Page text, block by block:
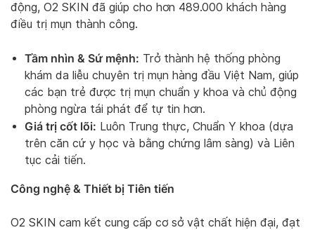
động, O2 SKIN đã giúp cho hơn 489.000 khách hàng
điều trị mụn thành công.
Tầm nhìn & Sứ mệnh: Trở thành hệ thống phòng
khám da liễu chuyên trị mụn hàng đầu Việt Nam, giúp
các bạn trẻ được trị mụn chuẩn y khoa và chủ động
phòng ngừa tái phát để tự tin hơn.
Giá trị cốt lõi: Luôn Trung thực, Chuẩn Y khoa (dựa
trên căn cứ y học và bằng chứng lâm sàng) và Liên
tục cải tiến.
Công nghệ & Thiết bị Tiên tiến
O2 SKIN cam kết cung cấp cơ sở vật chất hiện đại, đạt